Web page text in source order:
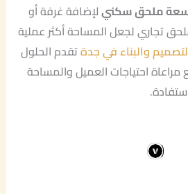
ملحق سكنيلإضافة غرفة أو
تجاري لجعل المساحة أكثر عملية
والبناء في جدةتقدم الحلول
احتياجات العميل والمساحة